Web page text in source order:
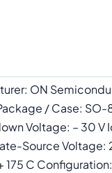
ON
/ Case:
Voltage: – 30 V
Source
C